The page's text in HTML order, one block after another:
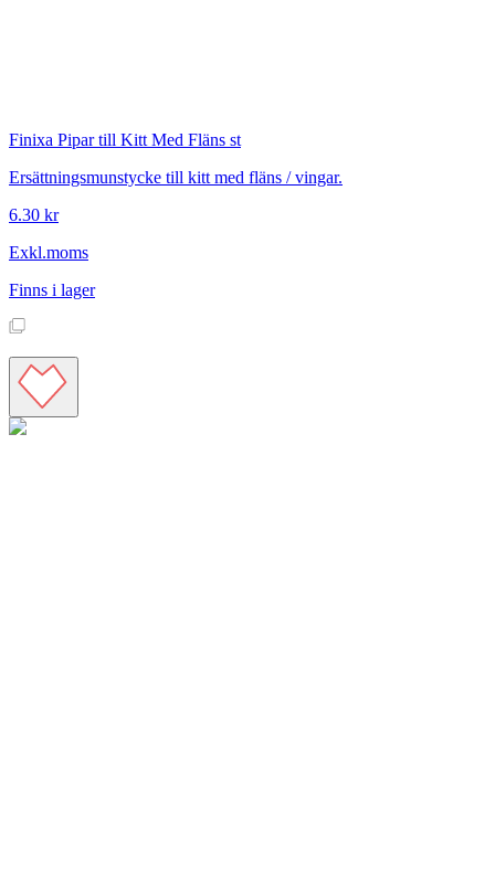
Finixa Pipar till Kitt Med Fläns st
Ersättningsmunstycke till kitt med fläns / vingar.
6.30 kr
Exkl.moms
Finns i lager